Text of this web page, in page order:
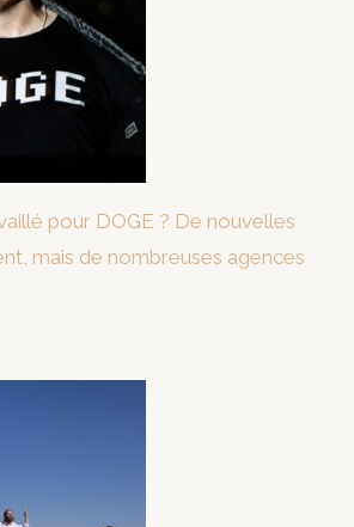
pour DOGE ? De nouvelles
mais de nombreuses agences